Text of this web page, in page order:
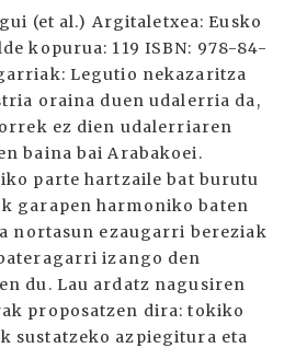
(et al.) Argitaletxea: Eusko
kopurua: 119 ISBN: 978-84-
Legutio nekazaritza
oraina duen udalerria da,
ez dien udalerriaren
baina bai Arabakoei.
parte hartzaile bat burutu
garapen harmoniko baten
nortasun ezaugarri bereziak
izango den
du. Lau ardatz nagusiren
proposatzen dira: tokiko
sustatzeko azpiegitura eta